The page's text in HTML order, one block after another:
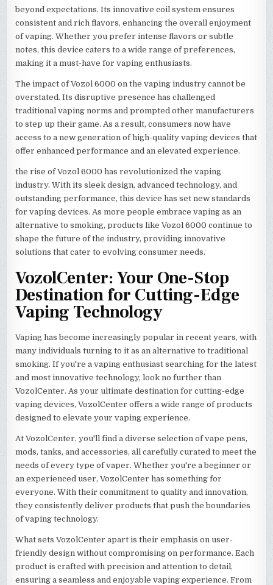
beyond expectations. Its innovative coil system ensures
consistent and rich flavors, enhancing the overall enjoyment
of vaping. Whether you prefer intense flavors or subtle
notes, this device caters to a wide range of preferences,
making it a must-have for vaping enthusiasts.
The impact of Vozol 6000 on the vaping industry cannot be
overstated. Its disruptive presence has challenged
traditional vaping norms and prompted other manufacturers
to step up their game. As a result, consumers now have
access to a new generation of high-quality vaping devices that
offer enhanced performance and an elevated experience.
the rise of Vozol 6000 has revolutionized the vaping
industry. With its sleek design, advanced technology, and
outstanding performance, this device has set new standards
for vaping devices. As more people embrace vaping as an
alternative to smoking, products like Vozol 6000 continue to
shape the future of the industry, providing innovative
solutions that cater to evolving consumer needs.
VozolCenter: Your One-Stop
Destination for Cutting-Edge
Vaping Technology
Vaping has become increasingly popular in recent years, with
many individuals turning to it as an alternative to traditional
smoking. If you're a vaping enthusiast searching for the latest
and most innovative technology, look no further than
VozolCenter. As your ultimate destination for cutting-edge
vaping devices, VozolCenter offers a wide range of products
designed to elevate your vaping experience.
At VozolCenter, you'll find a diverse selection of vape pens,
mods, tanks, and accessories, all carefully curated to meet the
needs of every type of vaper. Whether you're a beginner or
an experienced user, VozolCenter has something for
everyone. With their commitment to quality and innovation,
they consistently deliver products that push the boundaries
of vaping technology.
What sets VozolCenter apart is their emphasis on user-
friendly design without compromising on performance. Each
product is crafted with precision and attention to detail,
ensuring a seamless and enjoyable vaping experience. From